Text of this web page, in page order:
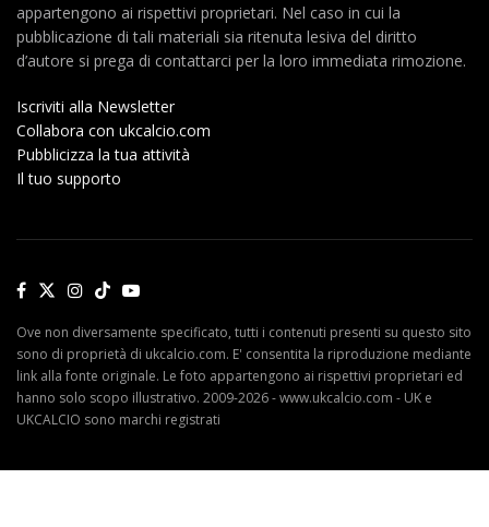
appartengono ai rispettivi proprietari. Nel caso in cui la
pubblicazione di tali materiali sia ritenuta lesiva del diritto
d’autore si prega di contattarci per la loro immediata rimozione.
Iscriviti alla Newsletter
Collabora con ukcalcio.com
Pubblicizza la tua attività
Il tuo supporto
Ove non diversamente specificato, tutti i contenuti presenti su questo sito
sono di proprietà di ukcalcio.com. E' consentita la riproduzione mediante
link alla fonte originale. Le foto appartengono ai rispettivi proprietari ed
hanno solo scopo illustrativo. 2009-2026 - www.ukcalcio.com - UK e
UKCALCIO sono marchi registrati